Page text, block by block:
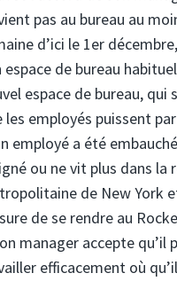
pas au bureau au
d’ici le 1er
espace de bureau
espace de bureau, qui
les employés puissent
employé a été
ou ne vit plus dans la
de New York
de se rendre au
manager accepte qu’il
efficacement où